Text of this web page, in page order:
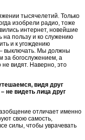
тысячелетий. Только
изобрели радио, тоже
интернет, новейшие
на пользу и ко служению
и к угождению
– выключать. Мы должны
за богослужением, а
не видят. Наверно, это
видя друг
не видеть лица друг
отличает именно
свою самость,
силы, чтобы уврачевать